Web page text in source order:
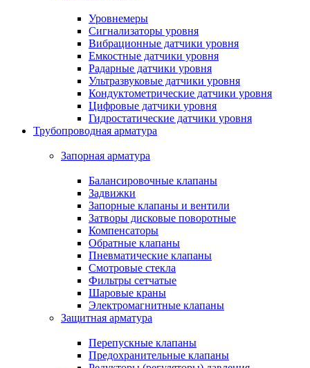
Уровнемеры
Сигнализаторы уровня
Вибрационные датчики уровня
Емкостные датчики уровня
Радарные датчики уровня
Ультразвуковые датчики уровня
Кондуктометрические датчики уровня
Цифровые датчики уровня
Гидростатические датчики уровня
Трубопроводная арматура
Запорная арматура
Балансировочные клапаны
Задвижки
Запорные клапаны и вентили
Затворы дисковые поворотные
Компенсаторы
Обратные клапаны
Пневматические клапаны
Смотровые стекла
Фильтры сетчатые
Шаровые краны
Электромагнитные клапаны
Защитная арматура
Перепускные клапаны
Предохранительные клапаны